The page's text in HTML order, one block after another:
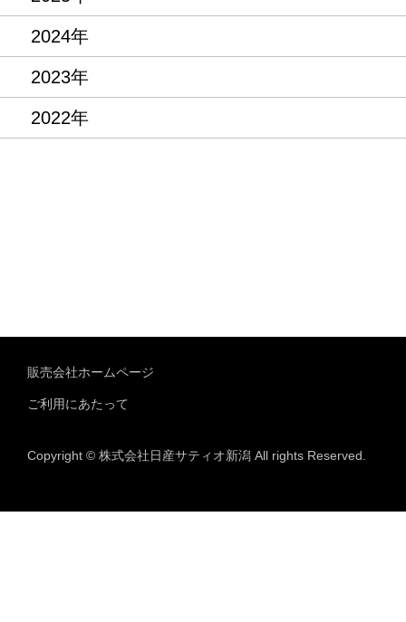
2024年
2023年
2022年
販売会社ホームページ
ご利用にあたって
Copyright © 株式会社日産サティオ新潟 All rights Reserved.